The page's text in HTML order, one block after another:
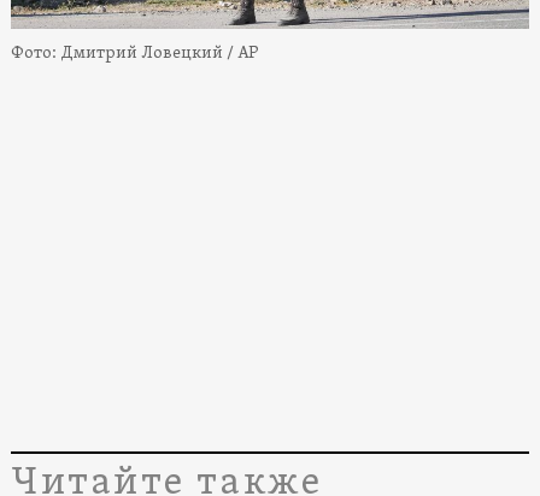
Фото: Дмитрий Ловецкий / AP
Читайте также